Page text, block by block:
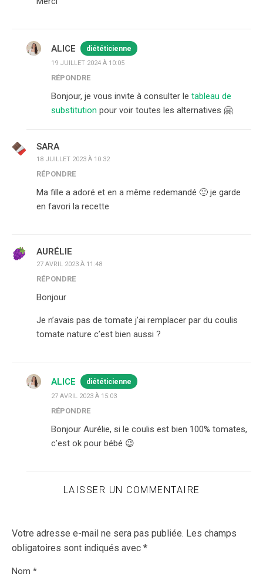
ALICE diététicienne
19 JUILLET 2024 À 10:05
RÉPONDRE
Bonjour, je vous invite à consulter le tableau de
substitution pour voir toutes les alternatives 🤗
SARA
18 JUILLET 2023 À 10:32
RÉPONDRE
Ma fille a adoré et en a même redemandé 🙂 je garde
en favori la recette
AURÉLIE
27 AVRIL 2023 À 11:48
RÉPONDRE
Bonjour
Je n’avais pas de tomate j’ai remplacer par du coulis
tomate nature c’est bien aussi ?
ALICE diététicienne
27 AVRIL 2023 À 15:03
RÉPONDRE
Bonjour Aurélie, si le coulis est bien 100% tomates,
c’est ok pour bébé 😉
LAISSER UN COMMENTAIRE
Votre adresse e-mail ne sera pas publiée. Les champs
obligatoires sont indiqués avec *
Nom *